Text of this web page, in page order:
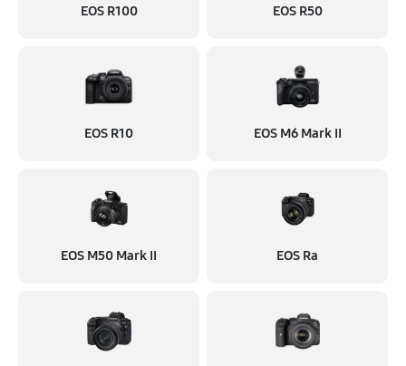
EOS R100 EOS R50
EOS R10 EOS M6 Mark II
EOS M50 Mark II EOS Ra